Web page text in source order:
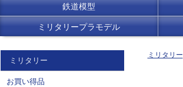
鉄道模型
ミリタリープラモデル
ミリタリー
ミリタリー
お買い得品